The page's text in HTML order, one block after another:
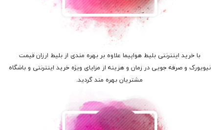
با خرید اینترنتی بلیط هواپیما علاوه بر بهره مندی از بلیط ارزان قیمت
نیویورک و صرفه جویی در زمان و هزینه از مزایای ویژه خرید اینترنتی و باشگاه
مشتریان بهره مند گردید.